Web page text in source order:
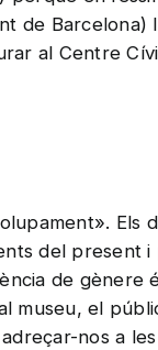
de Barcelona)
al Centre
Els
del present
de gènere
museu, el
nos a